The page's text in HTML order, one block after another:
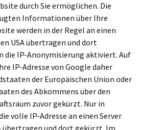
durch Sie ermöglichen. Die
Informationen über Ihre
werden in der Regel an einen
USA übertragen und dort
die IP-Anonymisierung aktiviert. Auf
IP-Adresse von Google daher
der Europäischen Union oder
des Abkommens über den
zuvor gekürzt. Nur in
volle IP-Adresse an einen Server
übertragen und dort gekürzt. Im